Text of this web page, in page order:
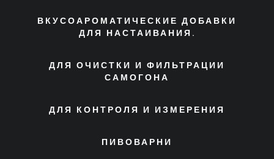
ВКУСОАРОМАТИЧЕСКИЕ ДОБАВКИ
ДЛЯ НАСТАИВАНИЯ.
ДЛЯ ОЧИСТКИ И ФИЛЬТРАЦИИ
САМОГОНА
ДЛЯ КОНТРОЛЯ И ИЗМЕРЕНИЯ
ПИВОВАРНИ